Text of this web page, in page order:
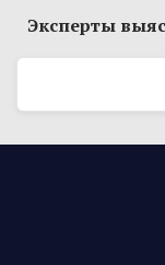
Эксперты